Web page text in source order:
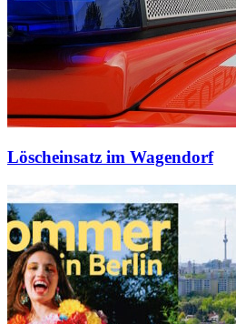
Löscheinsatz im Wagendorf